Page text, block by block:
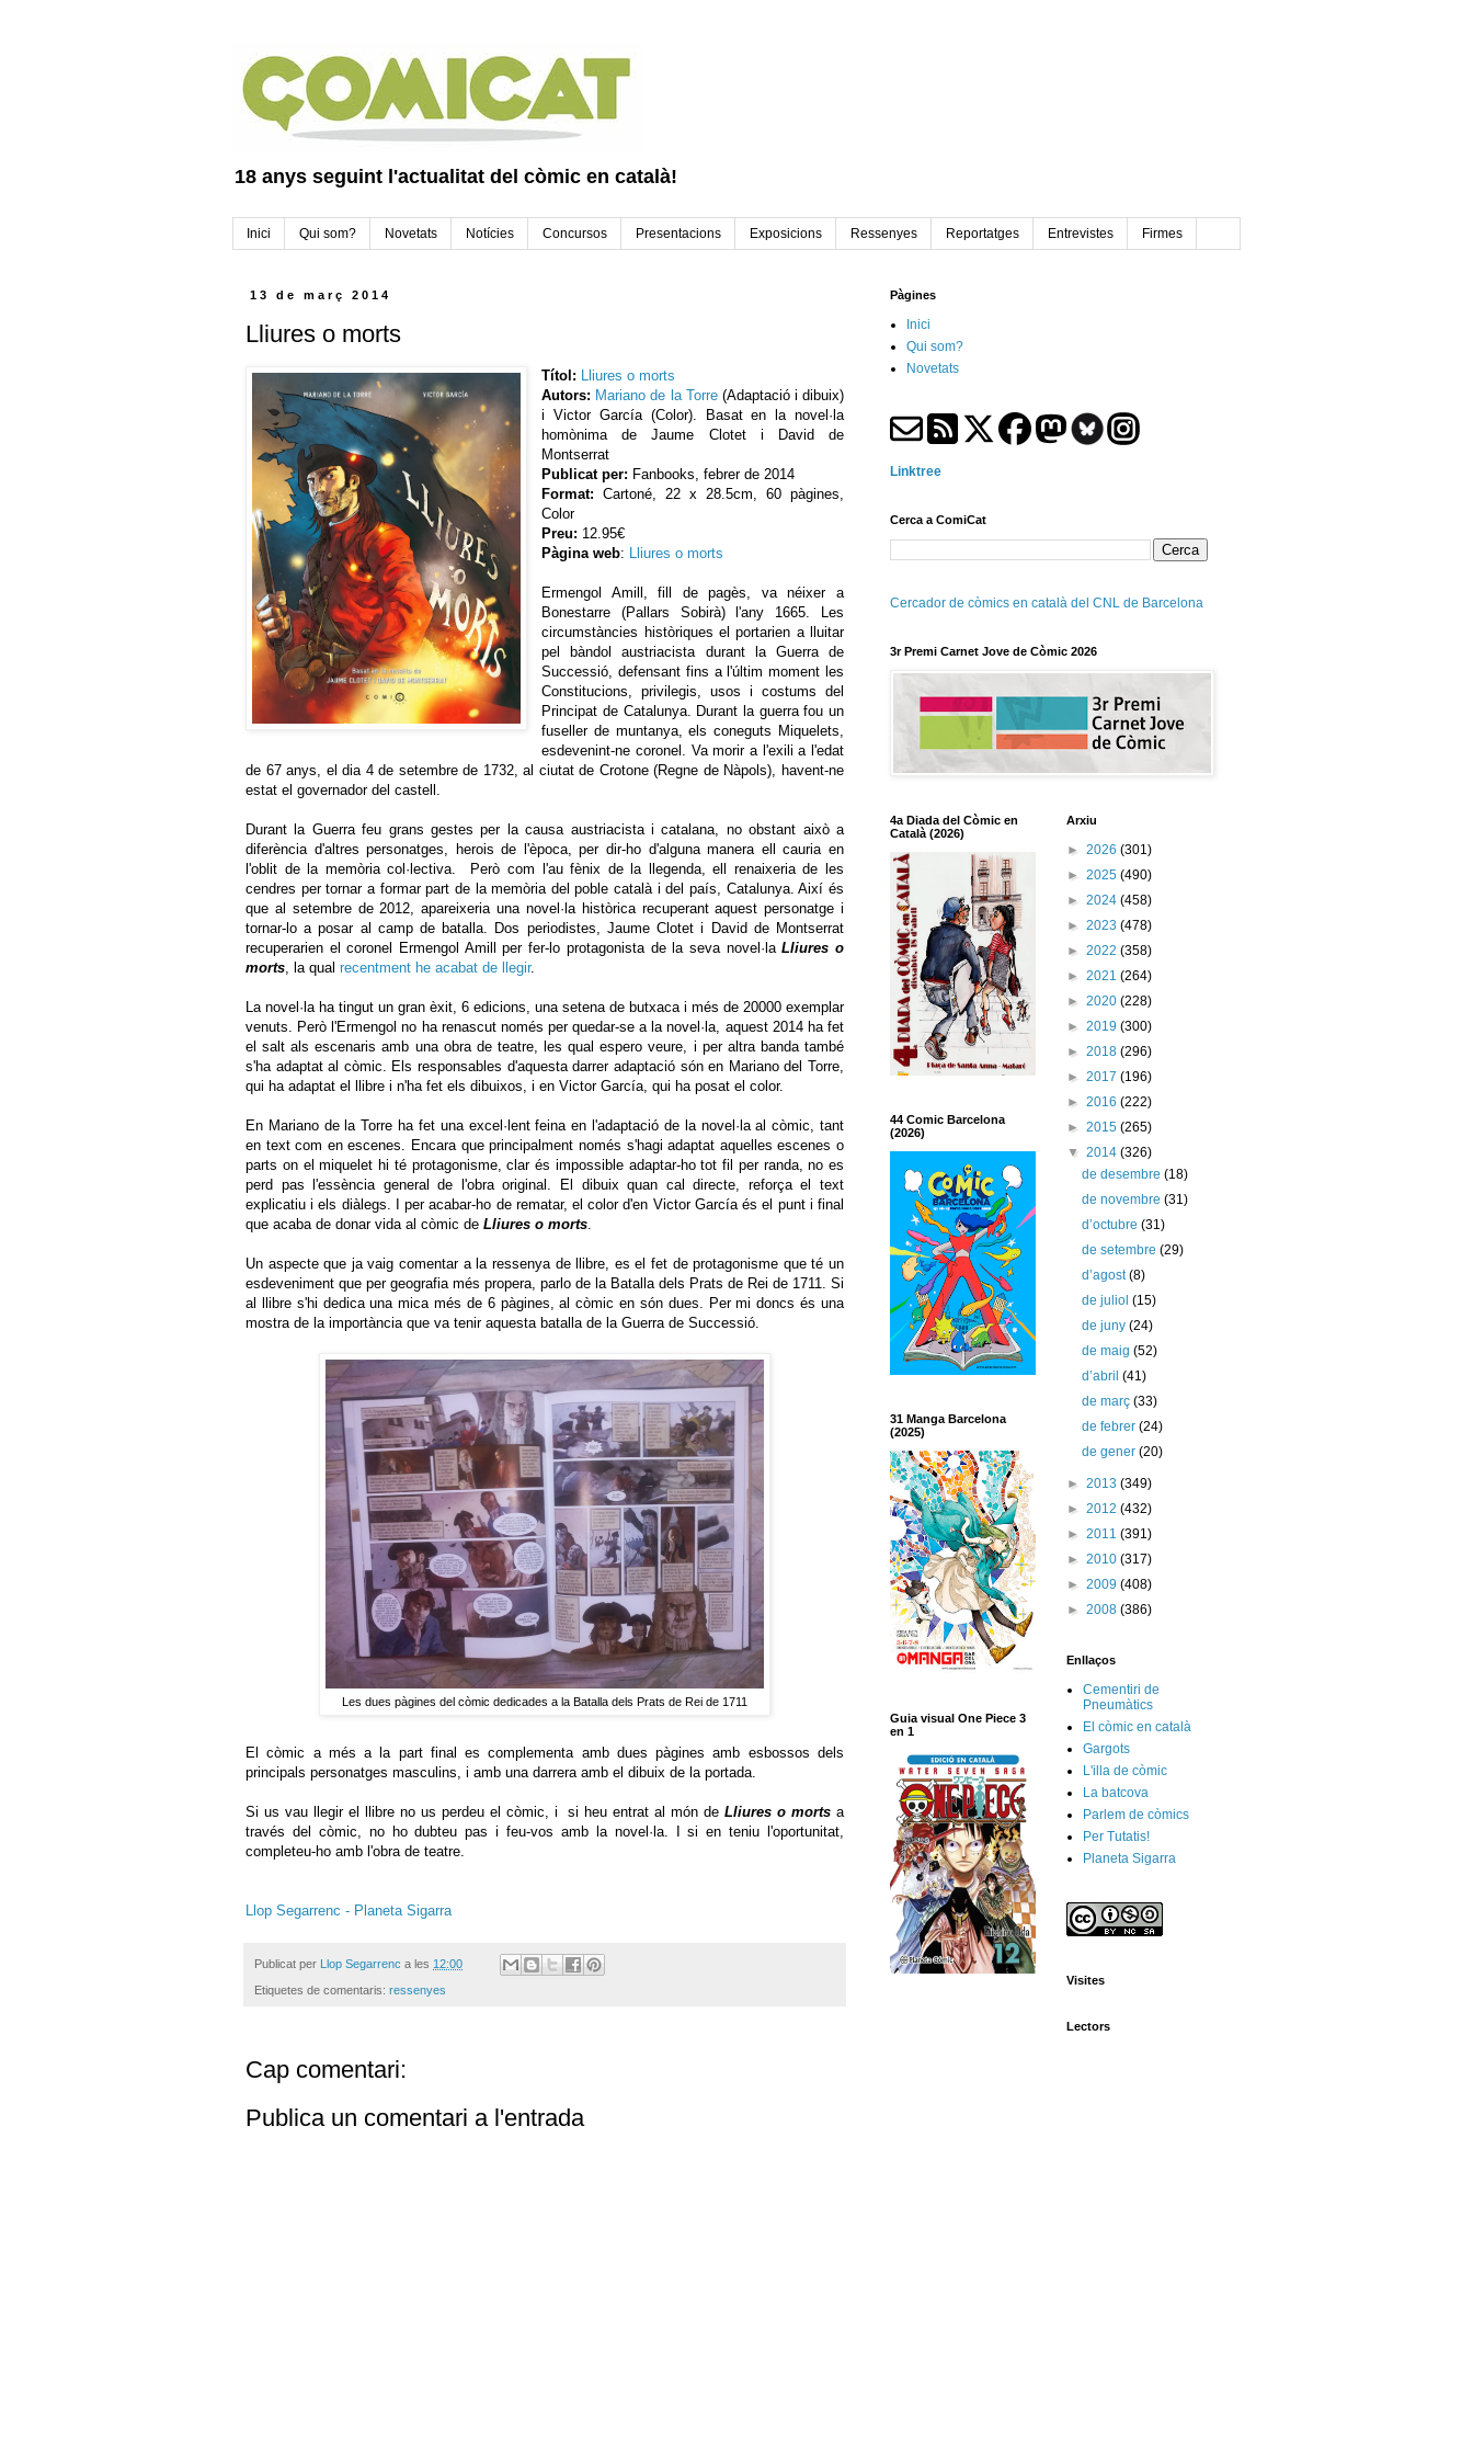
18 anys seguint l'actualitat del còmic en català!
Inici Qui som? Novetats Notícies Concursos Presentacions Exposicions Ressenyes Reportatges Entrevistes Firmes
13 de març 2014
Lliures o morts
Títol: Lliures o morts
Autors: Mariano de la Torre(Adaptació i dibuix)
i Victor García (Color). Basat en la novel·la
homònima de Jaume Clotet i David de
Montserrat
Publicat per: Fanbooks, febrer de 2014
Format: Cartoné, 22 x 28.5cm, 60 pàgines,
Color
Preu: 12.95€
Pàgina web: Lliures o morts
Ermengol Amill, fill de pagès, va néixer a
Bonestarre (Pallars Sobirà) l'any 1665. Les
circumstàncies històriques el portarien a lluitar
pel bàndol austriacista durant la Guerra de
Successió, defensant fins a l'últim moment les
Constitucions, privilegis, usos i costums del
Principat de Catalunya. Durant la guerra fou un
fuseller de muntanya, els coneguts Miquelets,
esdevenint-ne coronel. Va morir a l'exili a l'edat
de 67 anys, el dia 4 de setembre de 1732, al ciutat de Crotone (Regne de Nàpols), havent-ne
estat el governador del castell.
Durant la Guerra feu grans gestes per la causa austriacista i catalana, no obstant això a
diferència d'altres personatges, herois de l'època, per dir-ho d'alguna manera ell cauria en
l'oblit de la memòria col·lectiva. Però com l'au fènix de la llegenda, ell renaixeria de les
cendres per tornar a formar part de la memòria del poble català i del país, Catalunya. Així és
que al setembre de 2012, apareixeria una novel·la històrica recuperant aquest personatge i
tornar-lo a posar al camp de batalla. Dos periodistes, Jaume Clotet i David de Montserrat
recuperarien el coronel Ermengol Amill per fer-lo protagonista de la seva novel·laLliures o
morts, la qual recentment he acabat de llegir.
La novel·la ha tingut un gran èxit, 6 edicions, una setena de butxaca i més de 20000 exemplar
venuts. Però l'Ermengol no ha renascut només per quedar-se a la novel·la, aquest 2014 ha fet
el salt als escenaris amb una obra de teatre, les qual espero veure, i per altra banda també
s'ha adaptat al còmic. Els responsables d'aquesta darrer adaptació són en Mariano del Torre,
qui ha adaptat el llibre i n'ha fet els dibuixos, i en Victor García, qui ha posat el color.
En Mariano de la Torre ha fet una excel·lent feina en l'adaptació de la novel·la al còmic, tant
en text com en escenes. Encara que principalment només s'hagi adaptat aquelles escenes o
parts on el miquelet hi té protagonisme, clar és impossible adaptar-ho tot fil per randa, no es
perd pas l'essència general de l'obra original. El dibuix quan cal directe, reforça el text
explicatiu i els diàlegs. I per acabar-ho de rematar, el color d'en Victor García és el punt i final
que acaba de donar vida al còmic de Lliures o morts.
Un aspecte que ja vaig comentar a la ressenya de llibre, es el fet de protagonisme que té un
esdeveniment que per geografia més propera, parlo de la Batalla dels Prats de Rei de 1711. Si
al llibre s'hi dedica una mica més de 6 pàgines, al còmic en són dues. Per mi doncs és una
mostra de la importància que va tenir aquesta batalla de la Guerra de Successió.
Les dues pàgines del còmic dedicades a la Batalla dels Prats de Rei de 1711
El còmic a més a la part final es complementa amb dues pàgines amb esbossos dels
principals personatges masculins, i amb una darrera amb el dibuix de la portada.
Si us vau llegir el llibre no us perdeu el còmic, i si heu entrat al món deLliures o morts a
través del còmic, no ho dubteu pas i feu-vos amb la novel·la. I si en teniu l'oportunitat,
completeu-ho amb l'obra de teatre.
Llop Segarrenc - Planeta Sigarra
Publicat per Llop Segarrenc a les 12:00
Etiquetes de comentaris: ressenyes
Cap comentari:
Publica un comentari a l'entrada
Pàgines
Inici
Qui som?
Novetats
Linktree
Cerca a ComiCat
Cercador de còmics en català del CNL de Barcelona
3r Premi Carnet Jove de Còmic 2026
4a Diada del Còmic en
Català (2026)
44 Comic Barcelona
(2026)
31 Manga Barcelona
(2025)
Guia visual One Piece 3
en 1
Arxiu
► 2026 (301)
► 2025 (490)
► 2024 (458)
► 2023 (478)
► 2022 (358)
► 2021 (264)
► 2020 (228)
► 2019 (300)
► 2018 (296)
► 2017 (196)
► 2016 (222)
► 2015 (265)
▼ 2014 (326)
de desembre(18)
de novembre(31)
d’octubre(31)
de setembre(29)
d’agost(8)
de juliol(15)
de juny(24)
de maig(52)
d’abril(41)
de març(33)
de febrer(24)
de gener(20)
► 2013 (349)
► 2012 (432)
► 2011 (391)
► 2010 (317)
► 2009 (408)
► 2008 (386)
Enllaços
Cementiri de
Pneumàtics
El còmic en català
Gargots
L'illa de còmic
La batcova
Parlem de còmics
Per Tutatis!
Planeta Sigarra
Visites
Lectors